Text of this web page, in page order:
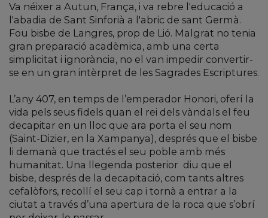
Va néixer a Autun, França, i va rebre l'educació a
l'abadia de Sant Sinforià a l'abric de sant Germà.
Fou bisbe de Langres, prop de Lió. Malgrat no tenia
gran preparació acadèmica, amb una certa
simplicitat i ignorància, no el van impedir convertir-
se en un gran intèrpret de les Sagrades Escriptures.
L’any 407, en temps de l’emperador Honori, oferí la
vida pels seus fidels quan el rei dels vàndals el feu
decapitar en un lloc que ara porta el seu nom
(Saint-Dizier, en la Xampanya), després que el bisbe
li demanà que tractés el seu poble amb més
humanitat. Una llegenda posterior diu que el
bisbe, després de la decapitació, com tants altres
cefalòfors, recollí el seu cap i tornà a entrar a la
ciutat a través d’una apertura de la roca que s’obrí